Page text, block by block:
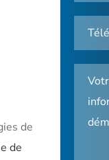
de
de